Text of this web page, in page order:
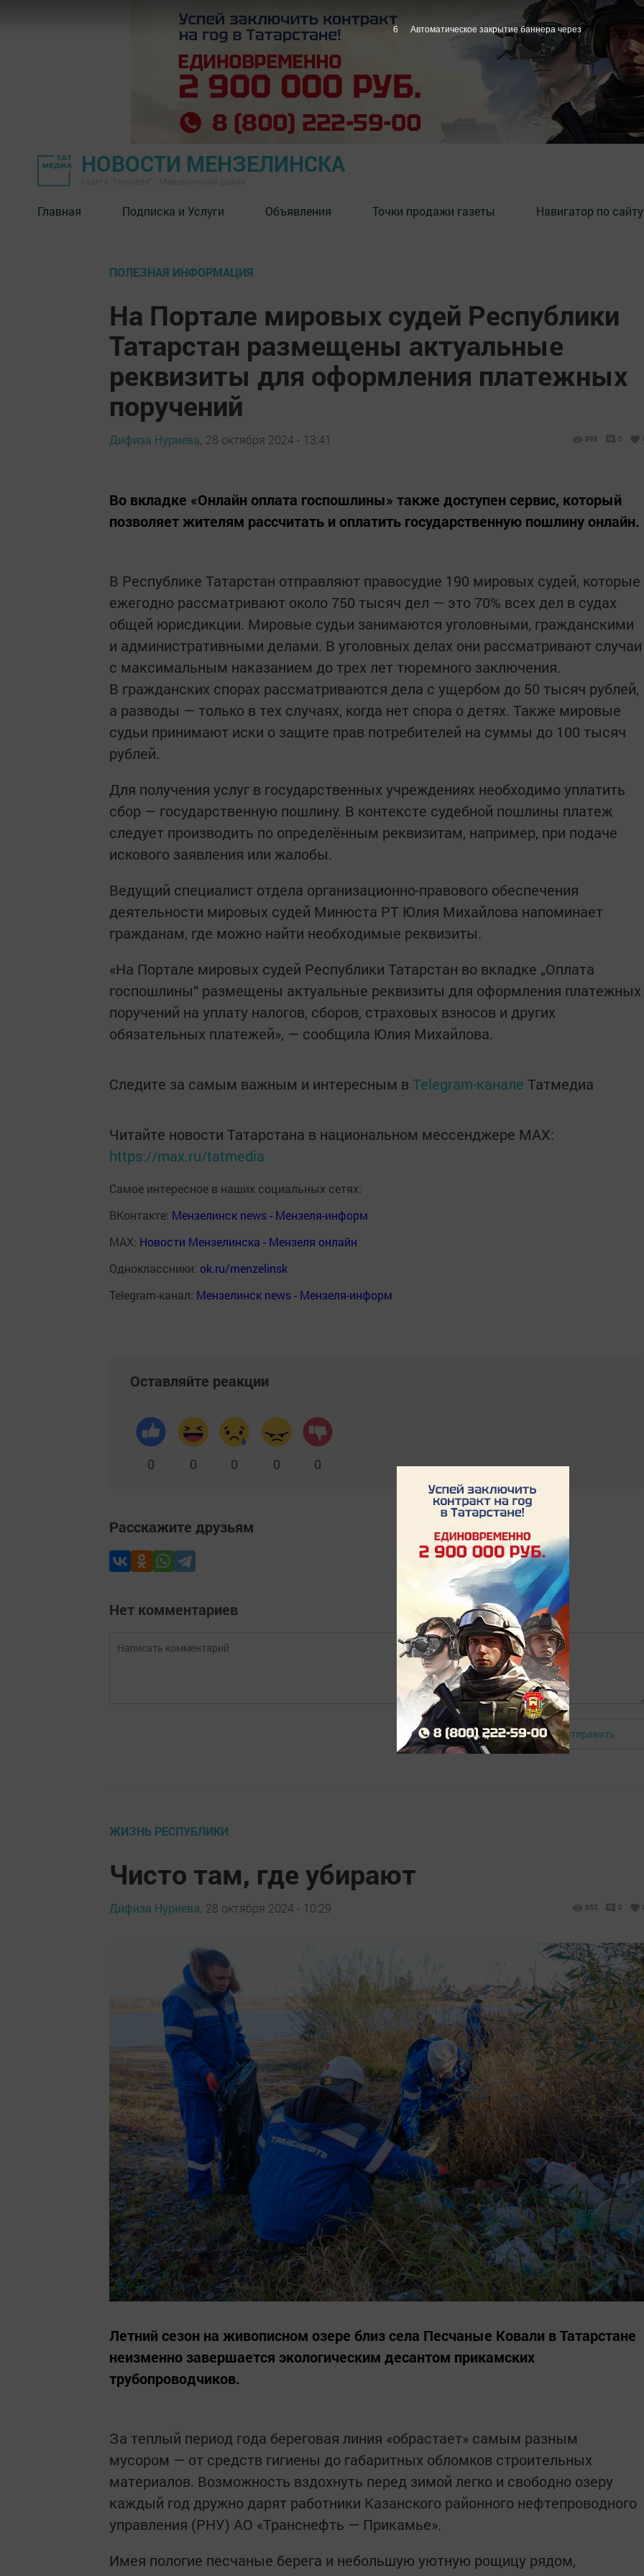
НОВОСТИ МЕНЗЕЛИНСКА
Главная Подписка и Услуги Объявления Точки продажи газеты Навигатор по сайту
ПОЛЕЗНАЯ ИНФОРМАЦИЯ
На Портале мировых судей Республики
Татарстан размещены актуальные
реквизиты для оформления платежных
поручений
Дифиза Нуриева, 28 октября 2024 - 13:41 898 0
Во вкладке «Онлайн оплата госпошлины» также доступен сервис, который
позволяет жителям рассчитать и оплатить государственную пошлину онлайн.
В Республике Татарстан отправляют правосудие 190 мировых судей, которые
ежегодно рассматривают около 750 тысяч дел — это 70% всех дел в судах
общей юрисдикции. Мировые судьи занимаются уголовными, гражданскими
и административными делами. В уголовных делах они рассматривают случаи
с максимальным наказанием до трех лет тюремного заключения.
В гражданских спорах рассматриваются дела с ущербом до 50 тысяч рублей,
а разводы — только в тех случаях, когда нет спора о детях. Также мировые
судьи принимают иски о защите прав потребителей на суммы до 100 тысяч
рублей.
Для получения услуг в государственных учреждениях необходимо уплатить
сбор — государственную пошлину. В контексте судебной пошлины платеж
следует производить по определённым реквизитам, например, при подаче
искового заявления или жалобы.
Ведущий специалист отдела организационно-правового обеспечения
деятельности мировых судей Минюста РТ Юлия Михайлова напоминает
гражданам, где можно найти необходимые реквизиты.
«На Портале мировых судей Республики Татарстан во вкладке „Оплата
госпошлины“ размещены актуальные реквизиты для оформления платежных
поручений на уплату налогов, сборов, страховых взносов и других
обязательных платежей», — сообщила Юлия Михайлова.
Следите за самым важным и интересным в Telegram-канале Татмедиа
Читайте новости Татарстана в национальном мессенджере MАХ:
https://max.ru/tatmedia
Самое интересное в наших социальных сетях:
ВКонтакте: Мензелинск news - Мензеля-информ
MAX: Новости Мензелинска - Мензеля онлайн
Одноклассники: ok.ru/menzelinsk
Telegram-канал: Мензелинск news - Мензеля-информ
Оставляйте реакции
0 0 0 0 0
Расскажите друзьям
Нет комментариев
Авторизоваться Отправить
ЖИЗНЬ РЕСПУБЛИКИ
Чисто там, где убирают
Дифиза Нуриева, 28 октября 2024 - 10:29 653 0
Летний сезон на живописном озере близ села Песчаные Ковали в Татарстане
неизменно завершается экологическим десантом прикамских
трубопроводчиков.
За теплый период года береговая линия «обрастает» самым разным
мусором — от средств гигиены до габаритных обломков строительных
материалов. Возможность вздохнуть перед зимой легко и свободно озеру
каждый год дружно дарят работники Казанского районного нефтепроводного
управления (РНУ) АО «Транснефть — Прикамье».
Имея пологие песчаные берега и небольшую уютную рощицу рядом,
5 Автоматическое закрытие баннера через